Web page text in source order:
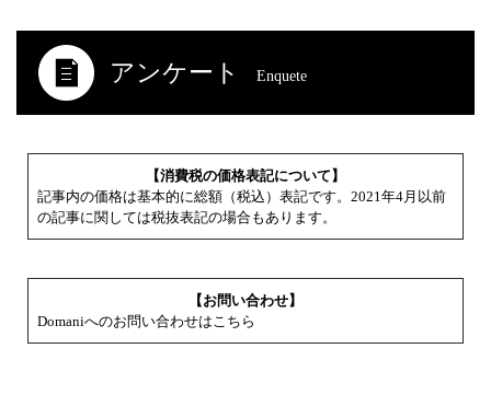
アンケート Enquete
【消費税の価格表記について】
記事内の価格は基本的に総額（税込）表記です。2021年4月以前
の記事に関しては税抜表記の場合もあります。
【お問い合わせ】
Domaniへのお問い合わせはこちら